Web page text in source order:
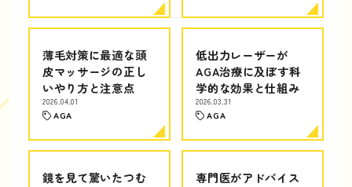
薄毛対策に最適な頭
皮マッサージの正し
いやり方と注意点
2026.04.01
AGA
低出力レーザーが
AGA治療に及ぼす科
学的な効果と仕組み
2026.03.31
AGA
鏡を見て驚いたつむ
専門医がアドバイス